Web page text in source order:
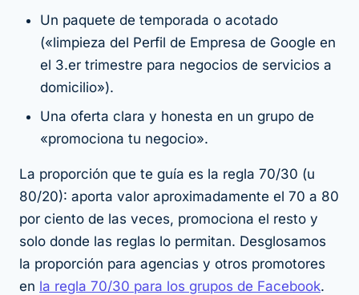
Un paquete de temporada o acotado
(«limpieza del Perfil de Empresa de Google en
el 3.er trimestre para negocios de servicios a
domicilio»).
Una oferta clara y honesta en un grupo de
«promociona tu negocio».
La proporción que te guía es la regla 70/30 (u
80/20): aporta valor aproximadamente el 70 a 80
por ciento de las veces, promociona el resto y
solo donde las reglas lo permitan. Desglosamos
la proporción para agencias y otros promotores
en la regla 70/30 para los grupos de Facebook.